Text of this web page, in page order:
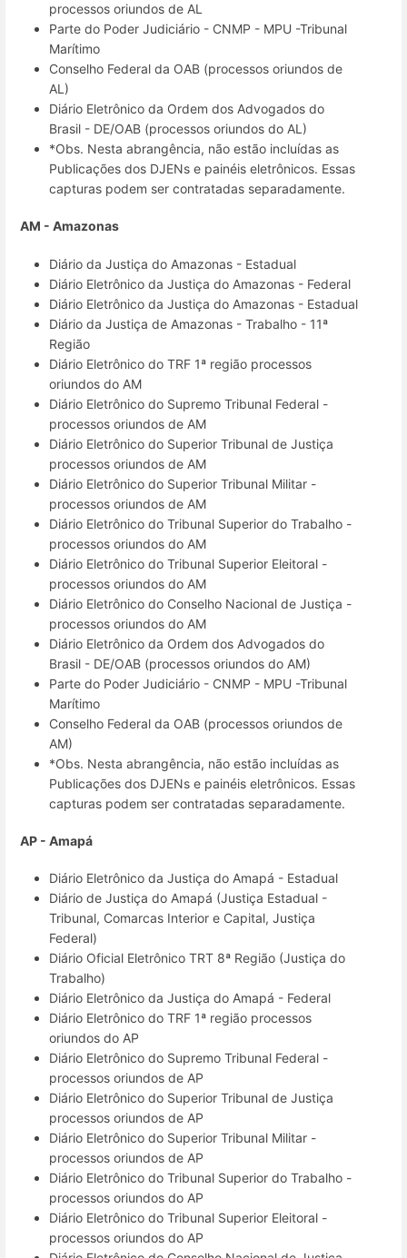
processos oriundos de AL
Parte do Poder Judiciário - CNMP - MPU -Tribunal
Marítimo
Conselho Federal da OAB (processos oriundos de
AL)
Diário Eletrônico da Ordem dos Advogados do
Brasil - DE/OAB (processos oriundos do AL)
*Obs. Nesta abrangência, não estão incluídas as
Publicações dos DJENs e painéis eletrônicos. Essas
capturas podem ser contratadas separadamente.
AM - Amazonas
Diário da Justiça do Amazonas - Estadual
Diário Eletrônico da Justiça do Amazonas - Federal
Diário Eletrônico da Justiça do Amazonas - Estadual
Diário da Justiça de Amazonas - Trabalho - 11ª
Região
Diário Eletrônico do TRF 1ª região processos
oriundos do AM
Diário Eletrônico do Supremo Tribunal Federal -
processos oriundos de AM
Diário Eletrônico do Superior Tribunal de Justiça
processos oriundos de AM
Diário Eletrônico do Superior Tribunal Militar -
processos oriundos de AM
Diário Eletrônico do Tribunal Superior do Trabalho -
processos oriundos do AM
Diário Eletrônico do Tribunal Superior Eleitoral -
processos oriundos do AM
Diário Eletrônico do Conselho Nacional de Justiça -
processos oriundos do AM
Diário Eletrônico da Ordem dos Advogados do
Brasil - DE/OAB (processos oriundos do AM)
Parte do Poder Judiciário - CNMP - MPU -Tribunal
Marítimo
Conselho Federal da OAB (processos oriundos de
AM)
*Obs. Nesta abrangência, não estão incluídas as
Publicações dos DJENs e painéis eletrônicos. Essas
capturas podem ser contratadas separadamente.
AP - Amapá
Diário Eletrônico da Justiça do Amapá - Estadual
Diário de Justiça do Amapá (Justiça Estadual -
Tribunal, Comarcas Interior e Capital, Justiça
Federal)
Diário Oficial Eletrônico TRT 8ª Região (Justiça do
Trabalho)
Diário Eletrônico da Justiça do Amapá - Federal
Diário Eletrônico do TRF 1ª região processos
oriundos do AP
Diário Eletrônico do Supremo Tribunal Federal -
processos oriundos de AP
Diário Eletrônico do Superior Tribunal de Justiça
processos oriundos de AP
Diário Eletrônico do Superior Tribunal Militar -
processos oriundos de AP
Diário Eletrônico do Tribunal Superior do Trabalho -
processos oriundos do AP
Diário Eletrônico do Tribunal Superior Eleitoral -
processos oriundos do AP